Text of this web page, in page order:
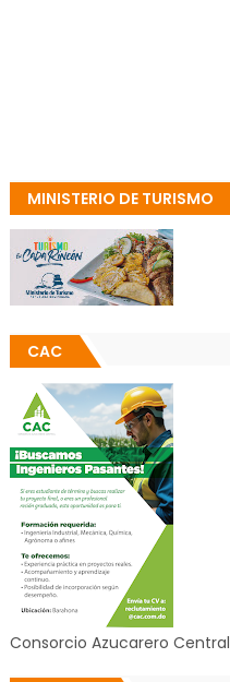
MINISTERIO DE TURISMO
CAC
Consorcio Azucarero Central